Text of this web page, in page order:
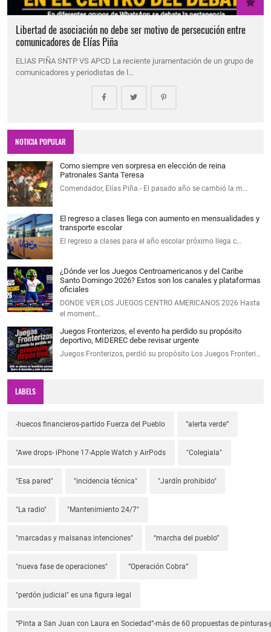
Libertad de asociación no debe ser motivo de persecución entre
comunicadores de Elías Piña
ELIAS PIÑA SNTP VS APCD La reciente juramentación de un grupo de
comunicadores y periodistas de l…
NOTICIA POPULAR
Como siempre ven sorpresa en elección de reina
Patronales Santa Teresa
Comendador, Elías Piña.- El pasado año se cambió la m…
El regreso a clases llega con aumento en mensualidades y
transporte escolar
El regreso a clases para el año escolar próximo llega c…
¿Dónde ver los Juegos Centroamericanos y del Caribe
Santo Domingo 2026? Estos son los canales y plataformas
oficiales
DONDE VER LOS JUEGOS CENTRO AMERICANOS 2026 Hasta
el moment…
Juegos Fronterizos, el evento ha perdido su propósito
deportivo, MIDEREC debe revisar urgente
Juegos Fronterizos, perdió su propósito Los Juegos Fronteri…
LABELS
-huecos financieros-partido Fuerza del Pueblo ”alerta verde”
"Awe drops- iPhone 17-Apple Watch y AirPods "Colegiala"
"Esa pared" "incidencia técnica" "Jardín prohibido"
"La radio" "Mantenimiento 24/7"
"marcadas y malsanas intenciones" “marcha del pueblo”
"nueva fase de operaciones" “Operación Cobra”
"perdón judicial" es una figura legal
“Pinta a San Juan con Laura en Sociedad”-más de 60 propuestas de